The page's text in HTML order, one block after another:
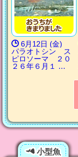
6月12日 (金)
パラオトシン ス
ピロソーマ ２０
２６年６月１ …
小型魚